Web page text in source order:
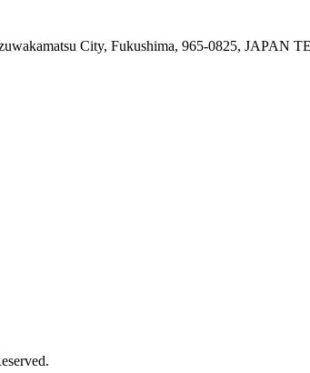
City, Fukushima, 965-0825, JAPAN